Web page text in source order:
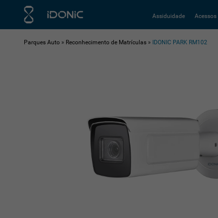
Assiduidade Acessos
Parques Auto» Reconhecimento de Matrículas» IDONIC PARK RM102